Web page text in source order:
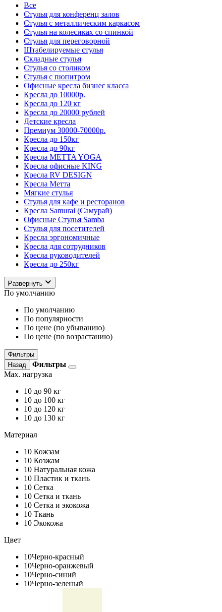
Все
Стулья для конференц залов
Стулья с металлическим каркасом
Стулья на колесиках со спинкой
Стулья для переговорной
Штабелируемые стулья
Складные стулья
Стулья со столиком
Стулья с пюпитром
Офисные кресла бизнес класса
Кресла до 10000р.
Кресла до 120 кг
Кресла до 20000 рублей
Детские кресла
Премиум 30000-70000р.
Кресла до 150кг
Кресла до 90кг
Кресла METTA YOGA
Кресла офисные KING
Кресла RV DESIGN
Кресла Метта
Мягкие стулья
Стулья для кафе и ресторанов
Кресла Samurai (Самурай)
Офисные Стулья Samba
Стулья для посетителей
Кресла эргономичные
Кресла для сотрудников
Кресла руководителей
Кресла до 250кг
Развернуть
По умолчанию
По умолчанию
По популярности
По цене (по убыванию)
По цене (по возрастанию)
Фильтры
Назад
Фильтры
Max. нагрузка
10 до 90 кг
10 до 100 кг
10 до 120 кг
10 до 130 кг
Материал
10 Кожзам
10 Козжам
10 Натуральная кожа
10 Пластик и ткань
10 Сетка
10 Сетка и ткань
10 Сетка и экокожа
10 Ткань
10 Экокожа
Цвет
10Черно-красный
10Черно-оранжевый
10Черно-синий
10Черно-зеленый